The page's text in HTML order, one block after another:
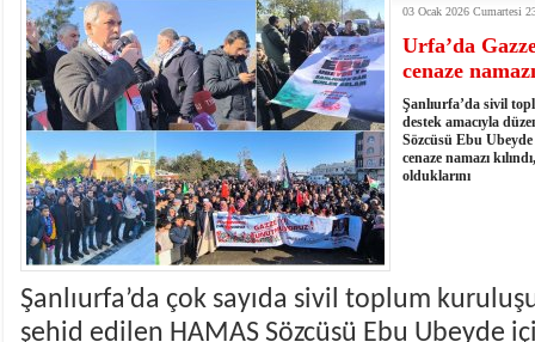
- MARSU, Kabala Mahallesi'nin Yaklaşık 40
18:14- VEFAT • Mehmet Ata Baştuğ
13:14- Mardin’de yangına müdahale eden itfaiye
13:13- Başkan Genç, Şırnak'ta dönel kavşak çağrısını
13:07- Bakan Memişoğlu: 500 yataklı hastanemizi
- Bitlis'te bir kişinin hayatını kaybettiği husumet
13:05- Öter: Çiftçinin kullandığı mazot, gübre ve
13:03- Batman Üniversitesinin 2026 YKS kontenjanı
03 Ocak 2026 Cumartesi
Urfa’da
cenaze
Şanlıurfa’da sivil
destek amacıyla
Sözcüsü Ebu
cenaze namazı
olduklarını
Şanlıurfa’da çok sayıda sivil toplum
şehid edilen HAMAS Sözcüsü Ebu Ubeyde